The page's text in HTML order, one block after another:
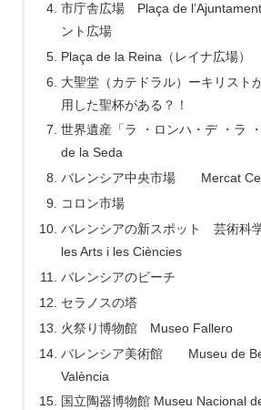
市庁舎広場 Plaça de
ント広場
Plaça de la Reina（レイナ広場）
大聖堂（カテドラル）ーキリスト
用した聖杯がある？！
世界遺産「ラ ・ロンハ・デ ・ラ
de la Seda
バレンシア中央市場 Mercat
コロン市場
バレンシアの新スポット 芸術科
les Arts i les Ciències
バレンシアのビーチ
セラノスの塔
火祭り博物館 Museo Fallero
バレンシア美術館 Museu de
València
国立陶器博物館 Museu Nacional